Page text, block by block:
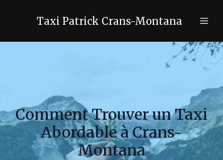
Taxi Patrick Crans-Montana
Comment Trouver un Taxi
Abordable à Crans-
Montana